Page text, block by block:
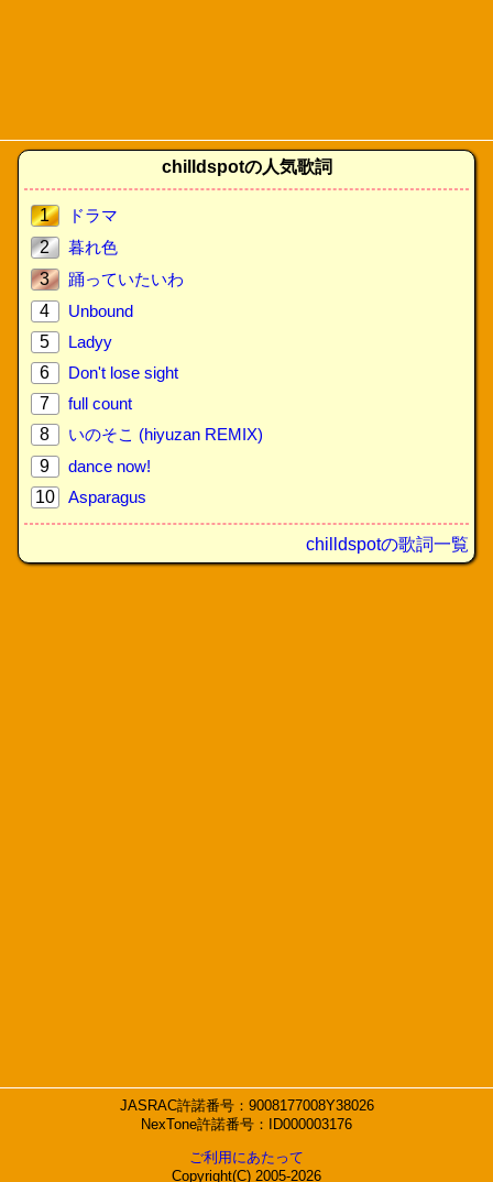
chilldspotの人気歌詞
1
ドラマ
2
暮れ色
3
踊っていたいわ
4
Unbound
5
Ladyy
6
Don't lose sight
7
full count
8
いのそこ (hiyuzan REMIX)
9
dance now!
10
Asparagus
chilldspotの歌詞一覧
JASRAC許諾番号：9008177008Y38026
NexTone許諾番号：ID000003176
ご利用にあたって
Copyright(C) 2005-2026